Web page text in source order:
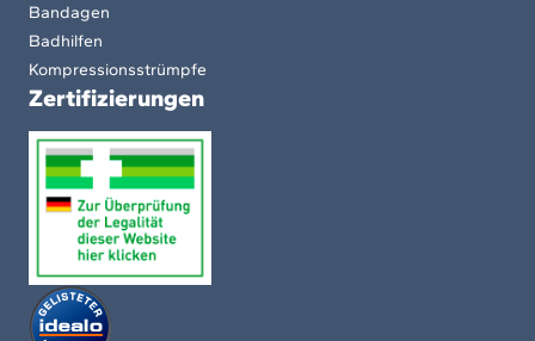
Bandagen
Badhilfen
Kompressionsstrümpfe
Zertifizierungen